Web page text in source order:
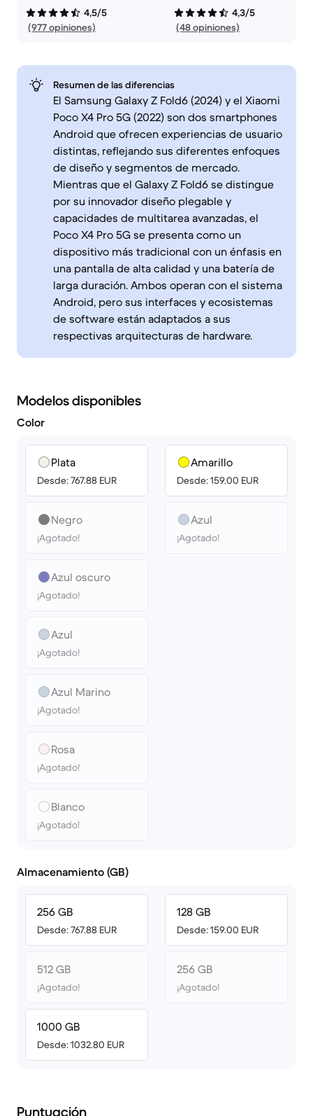
4,5/5
(977 opiniones)
4,3/5
(48 opiniones)
Resumen de las diferencias
El Samsung Galaxy Z Fold6 (2024) y el Xiaomi
Poco X4 Pro 5G (2022) son dos smartphones
Android que ofrecen experiencias de usuario
distintas, reflejando sus diferentes enfoques
de diseño y segmentos de mercado.
Mientras que el Galaxy Z Fold6 se distingue
por su innovador diseño plegable y
capacidades de multitarea avanzadas, el
Poco X4 Pro 5G se presenta como un
dispositivo más tradicional con un énfasis en
una pantalla de alta calidad y una batería de
larga duración. Ambos operan con el sistema
Android, pero sus interfaces y ecosistemas
de software están adaptados a sus
respectivas arquitecturas de hardware.
Modelos disponibles
Color
Plata
Desde: 767.88 EUR
Negro
¡Agotado!
Azul oscuro
¡Agotado!
Azul
¡Agotado!
Azul Marino
¡Agotado!
Rosa
¡Agotado!
Blanco
¡Agotado!
Amarillo
Desde: 159.00 EUR
Azul
¡Agotado!
Almacenamiento (GB)
256 GB
Desde: 767.88 EUR
512 GB
¡Agotado!
1000 GB
Desde: 1032.80 EUR
128 GB
Desde: 159.00 EUR
256 GB
¡Agotado!
Puntuación